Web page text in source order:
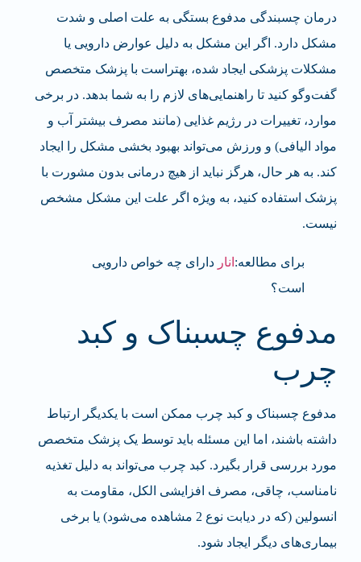
درمان چسبندگی مدفوع بستگی به علت اصلی و شدت
مشکل دارد. اگر این مشکل به دلیل عوارض دارویی یا
مشکلات پزشکی ایجاد شده، بهتراست با پزشک متخصص
گفت‌وگو کنید تا راهنمایی‌های لازم را به شما بدهد. در برخی
موارد، تغییرات در رژیم غذایی (مانند مصرف بیشتر آب و
مواد الیافی) و ورزش می‌تواند بهبود بخشی مشکل را ایجاد
کند. به هر حال، هرگز نباید از هیچ درمانی بدون مشورت با
پزشک استفاده کنید، به ویژه اگر علت این مشکل مشخص
نیست.
برای مطالعه: انار دارای چه خواص دارویی
است؟
مدفوع چسبناک و کبد
چرب
مدفوع چسبناک و کبد چرب ممکن است با یکدیگر ارتباط
داشته باشند، اما این مسئله باید توسط یک پزشک متخصص
مورد بررسی قرار بگیرد. کبد چرب می‌تواند به دلیل تغذیه
نامناسب، چاقی، مصرف افزایشی الکل، مقاومت به
انسولین (که در دیابت نوع 2 مشاهده می‌شود) یا برخی
بیماری‌های دیگر ایجاد شود.